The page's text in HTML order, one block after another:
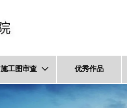
施工图审查  优秀作品